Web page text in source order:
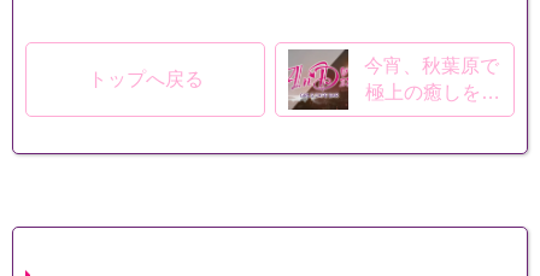
トップへ戻る
今宵、秋葉原で
極上の癒しを –
【AnDia】で過